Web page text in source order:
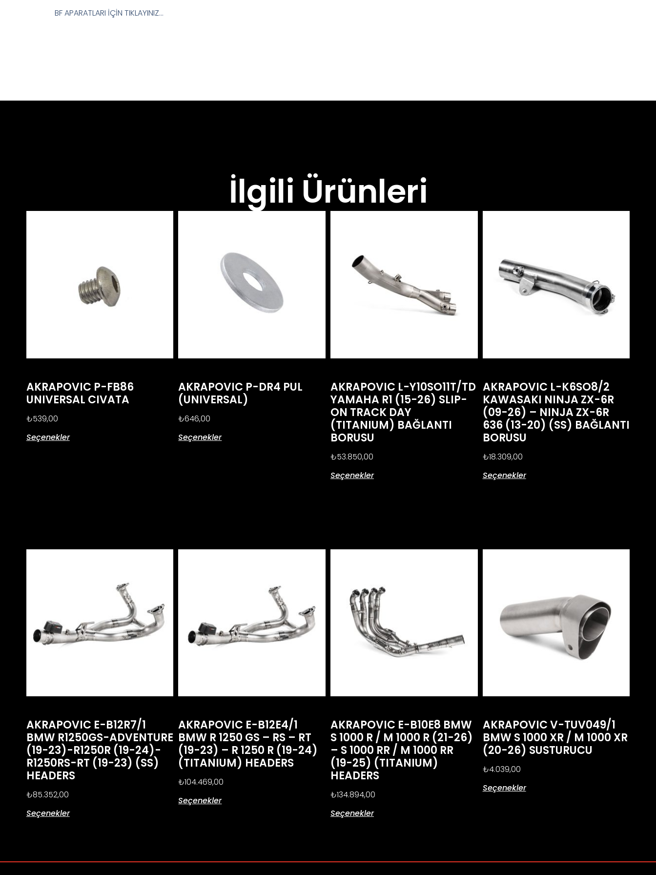
BF APARATLARI İÇİN TIKLAYINIZ…
İlgili Ürünleri
AKRAPOVIC P-FB86
UNIVERSAL CIVATA
₺539,00
Seçenekler
AKRAPOVIC P-DR4 PUL
(UNIVERSAL)
₺646,00
Seçenekler
AKRAPOVIC L-Y10SO11T/TD
YAMAHA R1 (15-26) SLIP-
ON TRACK DAY
(TITANIUM) BAĞLANTI
BORUSU
₺53.850,00
Seçenekler
AKRAPOVIC L-K6SO8/2
KAWASAKI NINJA ZX-6R
(09-26) – NINJA ZX-6R
636 (13-20) (SS) BAĞLANTI
BORUSU
₺18.309,00
Seçenekler
AKRAPOVIC E-B12R7/1
BMW R1250GS-ADVENTURE
(19-23)-R1250R (19-24)-
R1250RS-RT (19-23) (SS)
HEADERS
₺85.352,00
Seçenekler
AKRAPOVIC E-B12E4/1
BMW R 1250 GS – RS – RT
(19-23) – R 1250 R (19-24)
(TITANIUM) HEADERS
₺104.469,00
Seçenekler
AKRAPOVIC E-B10E8 BMW
S 1000 R / M 1000 R (21-26)
– S 1000 RR / M 1000 RR
(19-25) (TITANIUM)
HEADERS
₺134.894,00
Seçenekler
AKRAPOVIC V-TUV049/1
BMW S 1000 XR / M 1000 XR
(20-26) SUSTURUCU
₺4.039,00
Seçenekler